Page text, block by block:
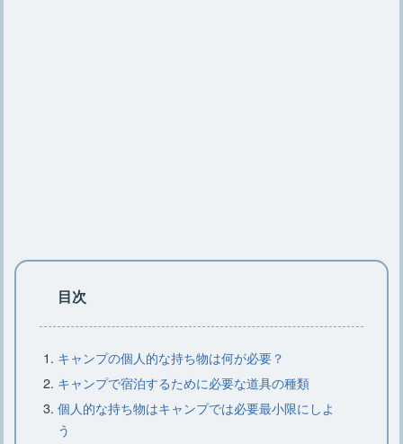
焚き火を安全・簡単に後始末する正し
キャンプで焚き火の灰を処理する簡
単・安全な方法をご紹介
目次
キャンプの個人的な持ち物は何が必要？
キャンプで宿泊するために必要な道具の種類
個人的な持ち物はキャンプでは必要最小限にしよ
う